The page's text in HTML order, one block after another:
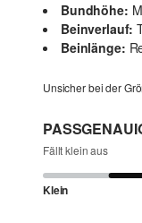
Bundhöhe:
Beinverlauf:
Beinlänge:
Unsicher bei der
Fällt klein aus
Klein